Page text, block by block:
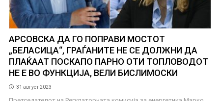
АРСОВСКА ДА ГО ПОПРАВИ МОСТОТ
„БЕЛАСИЦА“, ГРАЃАНИТЕ НЕ СЕ ДОЛЖНИ ДА
ПЛАЌААТ ПОСКАПО ПАРНО ОТИ ТОПЛОВОДОТ
НЕ Е ВО ФУНКЦИЈА, ВЕЛИ БИСЛИМОСКИ
31 август 2023